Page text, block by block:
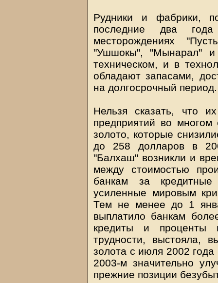
Рудники и фабрики,
последние два
месторождениях
"Ушшокы", "Мынарал"
техническом, и в
обладают запасами,
на долгосрочный период.
Нельзя сказать, что
предприятий во
золото, которые
до 258 долларов в
"Балхаш" возникли и
между стоимостью
банкам за
усиленные мировым
Тем не менее до 1
выплатило банкам
кредиты и проценты
трудности, выстояла,
золота с июля 2002
2003-м значительно
прежние позиции